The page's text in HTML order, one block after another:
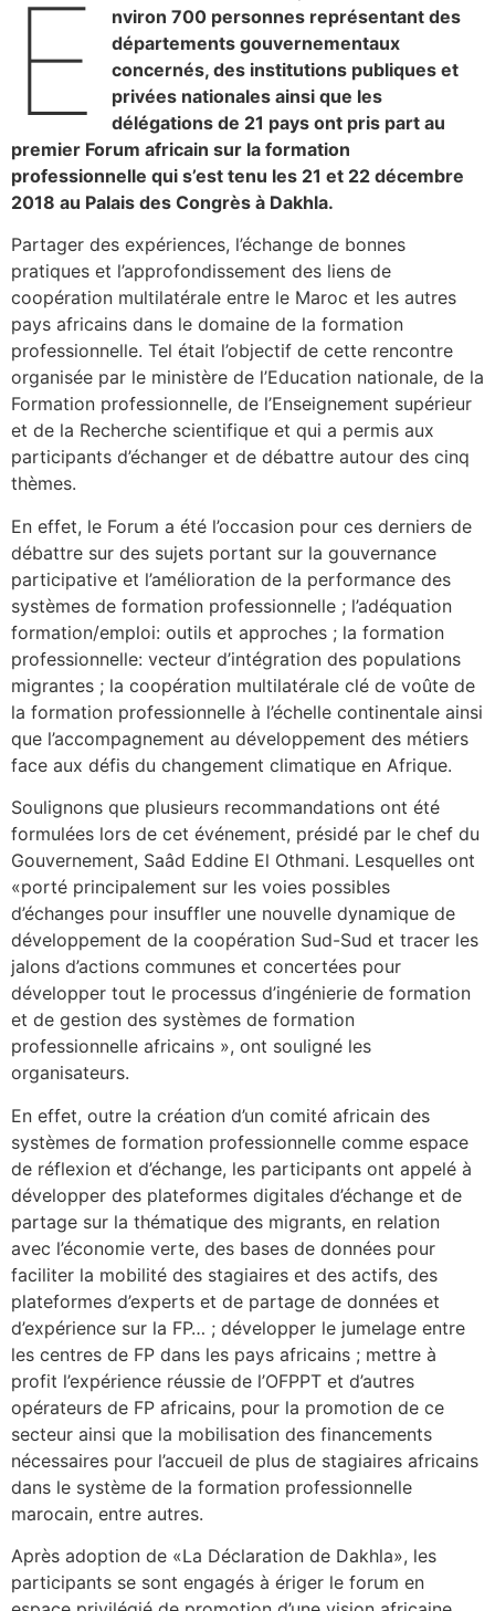
E
nviron 700 personnes représentant des
départements gouvernementaux
concernés, des institutions publiques et
privées nationales ainsi que les
délégations de 21 pays ont pris part au
premier Forum africain sur la formation
professionnelle qui s’est tenu les 21 et 22 décembre
2018 au Palais des Congrès à Dakhla.
Partager des expériences, l’échange de bonnes
pratiques et l’approfondissement des liens de
coopération multilatérale entre le Maroc et les autres
pays africains dans le domaine de la formation
professionnelle. Tel était l’objectif de cette rencontre
organisée par le ministère de l’Education nationale, de la
Formation professionnelle, de l’Enseignement supérieur
et de la Recherche scientifique et qui a permis aux
participants d’échanger et de débattre autour des cinq
thèmes.
En effet, le Forum a été l’occasion pour ces derniers de
débattre sur des sujets portant sur la gouvernance
participative et l’amélioration de la performance des
systèmes de formation professionnelle ; l’adéquation
formation/emploi: outils et approches ; la formation
professionnelle: vecteur d’intégration des populations
migrantes ; la coopération multilatérale clé de voûte de
la formation professionnelle à l’échelle continentale ainsi
que l’accompagnement au développement des métiers
face aux défis du changement climatique en Afrique.
Soulignons que plusieurs recommandations ont été
formulées lors de cet événement, présidé par le chef du
Gouvernement, Saâd Eddine El Othmani. Lesquelles ont
«porté principalement sur les voies possibles
d’échanges pour insuffler une nouvelle dynamique de
développement de la coopération Sud-Sud et tracer les
jalons d’actions communes et concertées pour
développer tout le processus d’ingénierie de formation
et de gestion des systèmes de formation
professionnelle africains », ont souligné les
organisateurs.
En effet, outre la création d’un comité africain des
systèmes de formation professionnelle comme espace
de réflexion et d’échange, les participants ont appelé à
développer des plateformes digitales d’échange et de
partage sur la thématique des migrants, en relation
avec l’économie verte, des bases de données pour
faciliter la mobilité des stagiaires et des actifs, des
plateformes d’experts et de partage de données et
d’expérience sur la FP… ; développer le jumelage entre
les centres de FP dans les pays africains ; mettre à
profit l’expérience réussie de l’OFPPT et d’autres
opérateurs de FP africains, pour la promotion de ce
secteur ainsi que la mobilisation des financements
nécessaires pour l’accueil de plus de stagiaires africains
dans le système de la formation professionnelle
marocain, entre autres.
Après adoption de «La Déclaration de Dakhla», les
participants se sont engagés à ériger le forum en